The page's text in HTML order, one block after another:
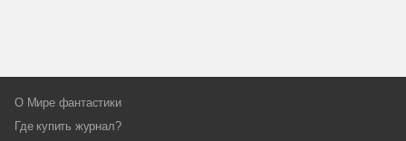
О Мире фантастики
Где купить журнал?